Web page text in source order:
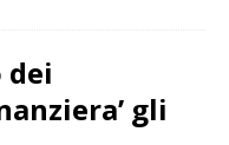
dei
gli